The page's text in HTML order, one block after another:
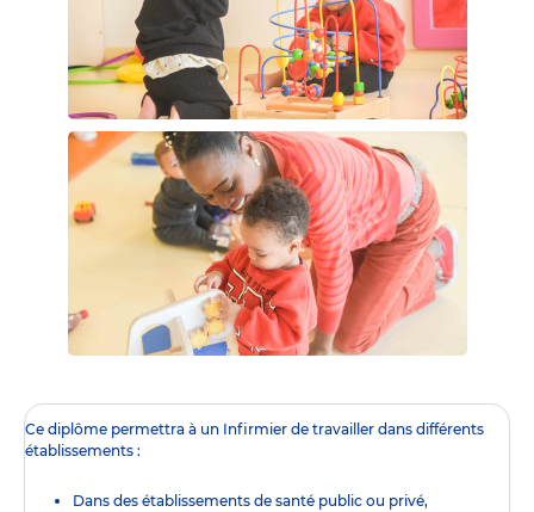
Ce diplôme permettra à un Infirmier de travailler dans différents
établissements :
Dans des établissements de santé public ou privé,